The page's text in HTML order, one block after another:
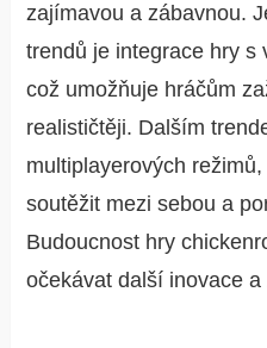
zajímavou a zábavnou.
trendů je integrace hry s
což umožňuje hráčům
realističtěji. Dalším
multiplayerových
soutěžit mezi sebou a
Budoucnost hry
očekávat další inovace